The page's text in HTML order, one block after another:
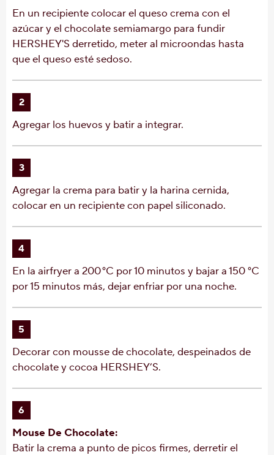
En un recipiente colocar el queso crema con el
azúcar y el chocolate semiamargo para fundir
HERSHEY'S derretido, meter al microondas hasta
que el queso esté sedoso.
2
Agregar los huevos y batir a integrar.
3
Agregar la crema para batir y la harina cernida,
colocar en un recipiente con papel siliconado.
4
En la airfryer a 200 °C por 10 minutos y bajar a 150 °C
por 15 minutos más, dejar enfriar por una noche.
5
Decorar con mousse de chocolate, despeinados de
chocolate y cocoa HERSHEY’S.
6
Mouse De Chocolate:
Batir la crema a punto de picos firmes, derretir el